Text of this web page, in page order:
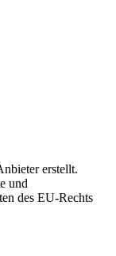
erstellt.
und
des EU-Rechts